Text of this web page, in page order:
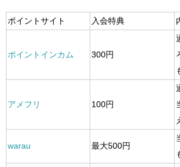
ポイントサイト 入会特典
ポイントインカム 300円
アメフリ 100円
warau 最大500円